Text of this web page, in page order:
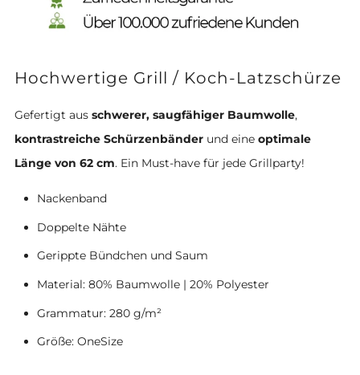
Hochwertige Grill / Koch-Latzschürze
Gefertigt aus schwerer, saugfähiger Baumwolle,
kontrastreiche Schürzenbänder und eine optimale
Länge von 62 cm. Ein Must-have für jede Grillparty!
Nackenband
Doppelte Nähte
Gerippte Bündchen und Saum
Material: 80% Baumwolle | 20% Polyester
Grammatur: 280 g/m²
Größe: OneSize